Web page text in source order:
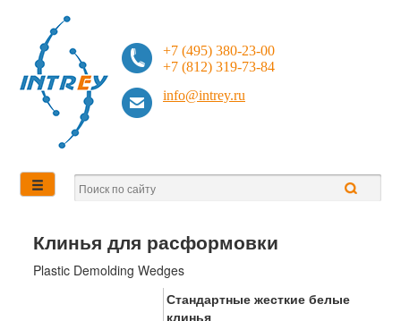
+7 (495) 380-23-00
+7 (812) 319-73-84
info@intrey.ru
Клинья для расформовки
Plastic Demolding Wedges
Стандартные жесткие белые
клинья